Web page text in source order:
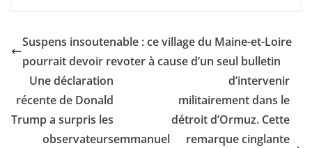
Suspens insoutenable : ce village du Maine-et-Loire
pourrait devoir revoter à cause d’un seul bulletin
Une déclaration
récente de Donald
Trump a surpris les
observateursemmanuel
d’intervenir
militairement dans le
détroit d’Ormuz. Cette
remarque cinglante